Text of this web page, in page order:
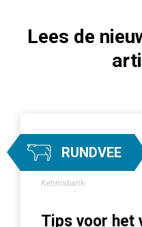
Lees de
RUNDVEE
Kennisbank
Tips voor het